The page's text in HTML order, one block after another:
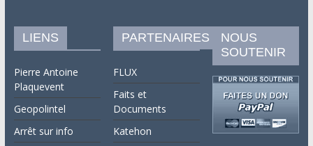
LIENS
Pierre Antoine
Plaquevent
Geopolintel
Arrêt sur info
PARTENAIRES
FLUX
Faits et
Documents
Katehon
NOUS
SOUTENIR